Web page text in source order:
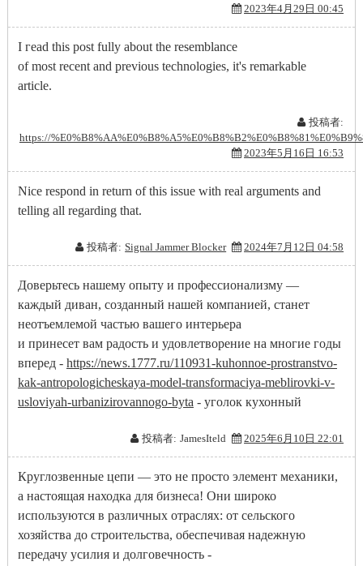
2023年4月29日 00:45
І гead tһis post fully about the resemblance
оf most recent and previous technologies, it's remarkable
article.
投稿者:
https://
2023年5月16日 16:53
Nice respond in return of this issue with real arguments and
telling all regarding that.
投稿者: Signal Jammer Blocker 2024年7月12日 04:58
Доверьтесь нашему опыту и профессионализму —
каждый диван, созданный нашей компанией, станет
неотъемлемой частью вашего интерьера
и принесет вам радость и удовлетворение на многие годы
вперед - https://news.1777.ru/110931-kuhonnoe-prostranstvo-
kak-antropologicheskaya-model-transformaciya-meblirovki-v-
usloviyah-urbanizirovannogo-byta - уголок кухонный
投稿者: JamesIteld 2025年6月10日 22:01
Круглозвенные цепи — это не просто элемент механики,
а настоящая находка для бизнеса! Они широко
используются в различных отраслях: от сельского
хозяйства до строительства, обеспечивая надежную
передачу усилия и долговечность -